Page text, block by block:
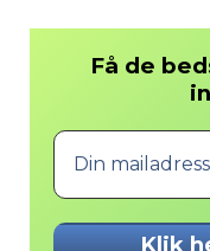
Få de